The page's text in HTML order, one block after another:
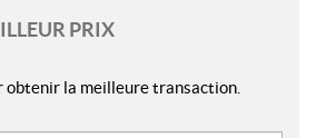
PRIX
obtenir la meilleure transaction.